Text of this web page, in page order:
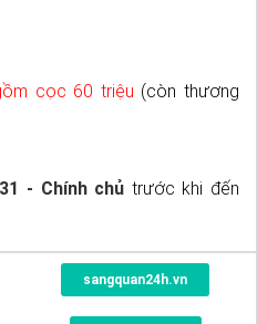
cọc 60 triệu (còn thương
- Chính chủ trước khi đến
sangquan24h.vn